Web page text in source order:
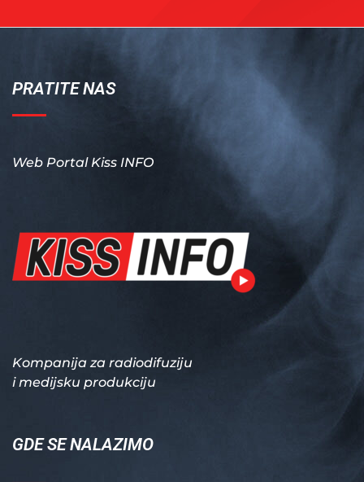
PRATITE NAS
Web Portal Kiss INFO
Kompanija za radiodifuziju
i medijsku produkciju
GDE SE NALAZIMO